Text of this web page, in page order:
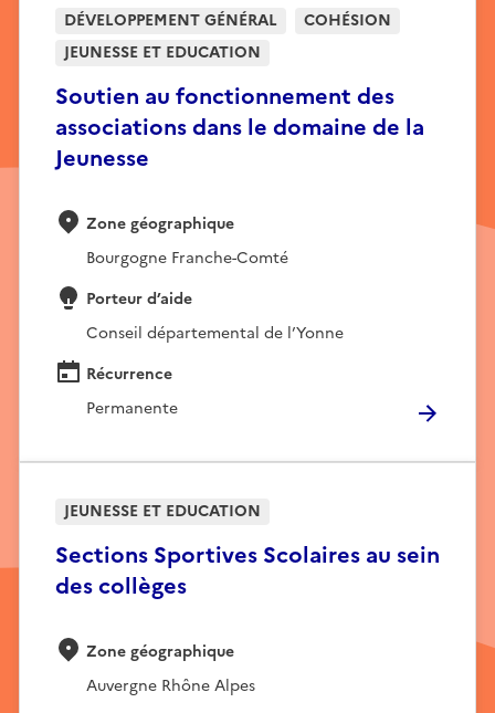
Soutien au fonctionnement des
associations dans le domaine de la
Jeunesse
DÉVELOPPEMENT GÉNÉRAL
COHÉSION
JEUNESSE ET EDUCATION
Zone géographique
Bourgogne Franche-Comté
Porteur d’aide
Conseil départemental de l’Yonne
Récurrence
Permanente
Sections Sportives Scolaires au sein
des collèges
JEUNESSE ET EDUCATION
Zone géographique
Auvergne Rhône Alpes